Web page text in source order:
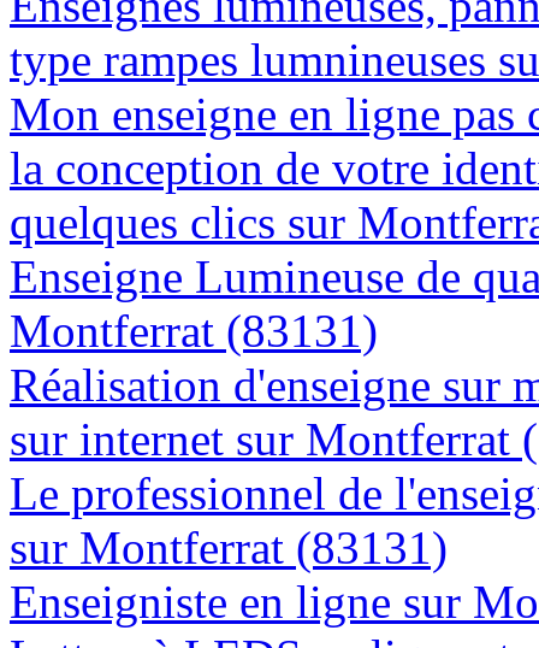
type rampes lumnineuses
Mon enseigne en ligne
la conception de votre
quelques clics sur
Enseigne Lumineuse de
Montferrat (83131)
Réalisation d'enseigne sur
sur internet sur Montferrat
Le professionnel de
sur Montferrat (83131)
Enseigniste en ligne sur